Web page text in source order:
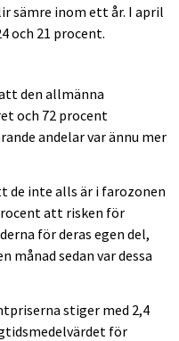
sämre inom ett år. I april
och 21 procent.
den allmänna
och 72 procent
andelar var ännu mer
de inte alls är i farozonen
att risken för
för deras egen del,
månad sedan var dessa
stiger med 2,4
för